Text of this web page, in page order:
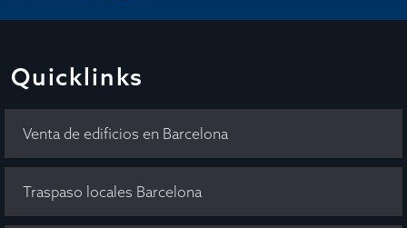
Quicklinks
Venta de edificios en Barcelona
Traspaso locales Barcelona